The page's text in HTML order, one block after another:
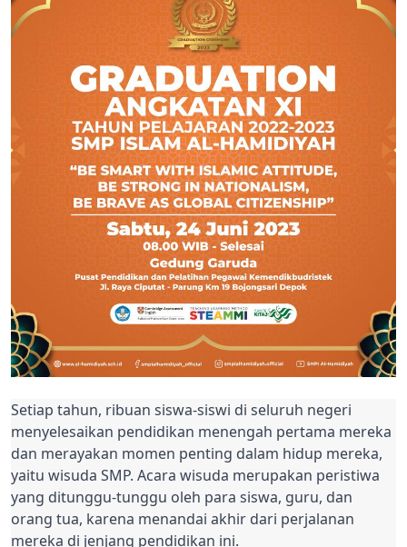
Setiap tahun, ribuan siswa-siswi di seluruh negeri
menyelesaikan pendidikan menengah pertama mereka
dan merayakan momen penting dalam hidup mereka,
yaitu wisuda SMP. Acara wisuda merupakan peristiwa
yang ditunggu-tunggu oleh para siswa, guru, dan
orang tua, karena menandai akhir dari perjalanan
mereka di jenjang pendidikan ini.